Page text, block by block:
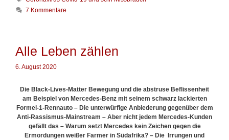
i
M
i
b
a
u
c
o
r
c
g
w
e
r
7 Kommentare
Alle Leben zählen
6. August 2020
Die Black-Lives-Matter Bewegung und die abstruse Beflissenheit
am Beispiel von Mercedes-Benz mit seinem schwarz lackierten
Formel-1-Rennauto – Die unterwürfige Anbiederung gegenüber dem
Anti-Rassismus-Mainstream – Aber nicht jedem Mercedes-Kunden
gefällt das – Warum setzt Mercedes kein Zeichen gegen die
Ermordungen weißer Farmer in Südafrika? – Die Irrungen und